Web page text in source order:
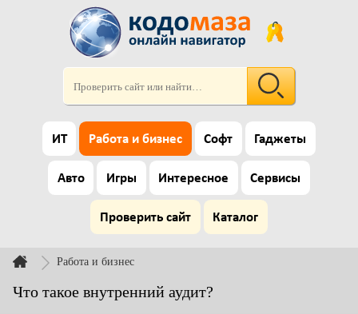
ИТ Работа и бизнес Софт Гаджеты
Авто Игры Интересное Сервисы
Проверить сайт Каталог
Работа и бизнес
Что такое внутренний аудит?